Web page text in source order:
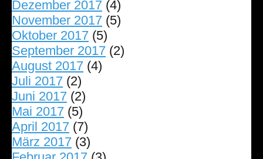
Dezember 2017 (4)
November 2017 (5)
Oktober 2017 (5)
September 2017 (2)
August 2017 (4)
Juli 2017 (2)
Juni 2017 (2)
Mai 2017 (5)
April 2017 (7)
März 2017 (3)